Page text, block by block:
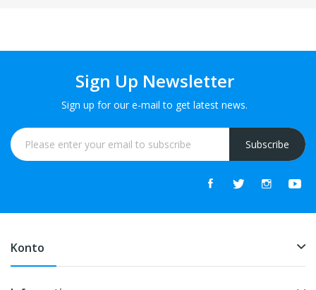
Sign Up Newsletter
Sign up for our e-mail to get latest news.
Subscribe
Konto